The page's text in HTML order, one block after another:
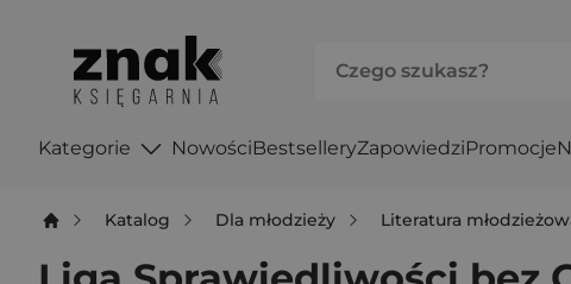
Kategorie NowościBestselleryZapowiedziPromocje
Katalog Dla młodzieży Literatura